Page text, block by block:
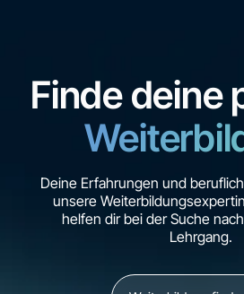
Finde deine
Deine Erfahrungen und
unsere
helfen dir bei der Suche
Lehrgang.